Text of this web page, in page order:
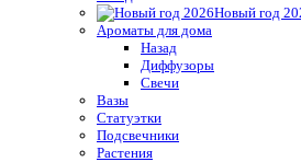
Новый год
Ароматы для дома
Назад
Диффузоры
Свечи
Вазы
Статуэтки
Подсвечники
Растения